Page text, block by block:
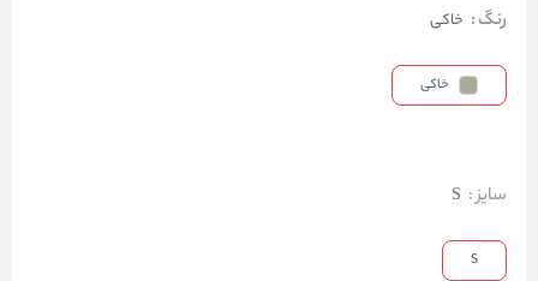
رنگ: خاکی
خاکی
سایز:
S
S